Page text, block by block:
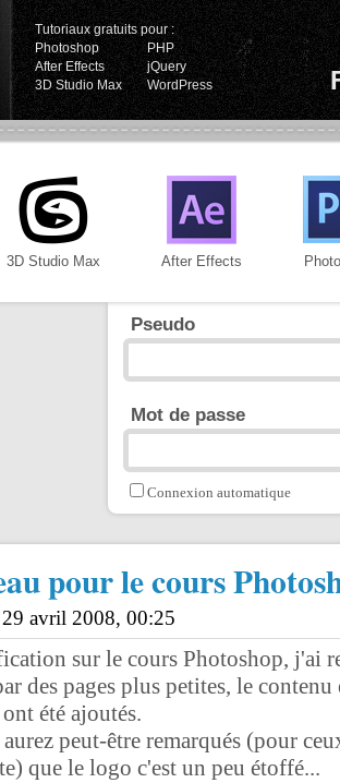
Tutoriaux gratuits pour :
Photoshop
PHP
After Effects
jQuery
3D Studio Max
WordPress
3D Studio Max After Effects
Pseudo
Mot de passe
Connexion automatique
pour le cours
avril 2008, 00:25
sur le cours Photoshop, j'ai
des pages plus petites, le
été ajoutés.
peut-être remarqués (pour
que le logo c'est un peu étoffé...